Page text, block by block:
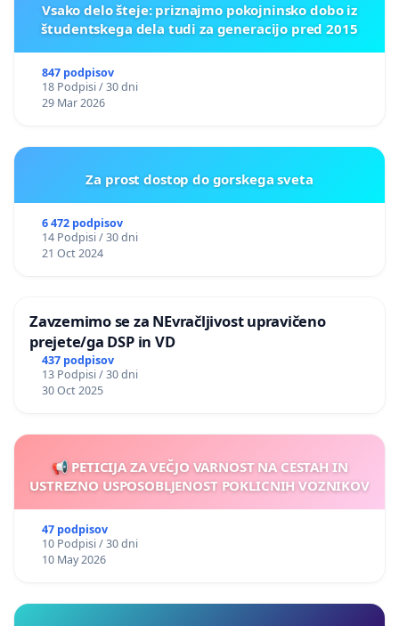
Vsako delo šteje: priznajmo pokojninsko dobo iz
študentskega dela tudi za generacijo pred 2015
847 podpisov
18 Podpisi / 30 dni
29 Mar 2026
Za prost dostop do gorskega sveta
6 472 podpisov
14 Podpisi / 30 dni
21 Oct 2024
Zavzemimo se za NEvračljivost upravičeno
prejete/ga DSP in VD
437 podpisov
13 Podpisi / 30 dni
30 Oct 2025
📢 PETICIJA ZA VEČJO VARNOST NA CESTAH IN
USTREZNO USPOSOBLJENOST POKLICNIH VOZNIKOV
47 podpisov
10 Podpisi / 30 dni
10 May 2026